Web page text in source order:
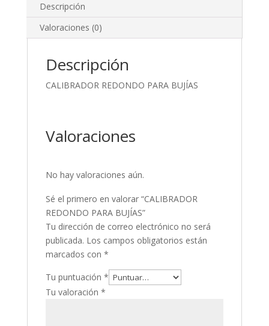
Descripción
Valoraciones (0)
Descripción
CALIBRADOR REDONDO PARA BUJÍAS
Valoraciones
No hay valoraciones aún.
Sé el primero en valorar “CALIBRADOR
REDONDO PARA BUJÍAS”
Tu dirección de correo electrónico no será
publicada. Los campos obligatorios están
marcados con *
Tu puntuación *
Tu valoración *